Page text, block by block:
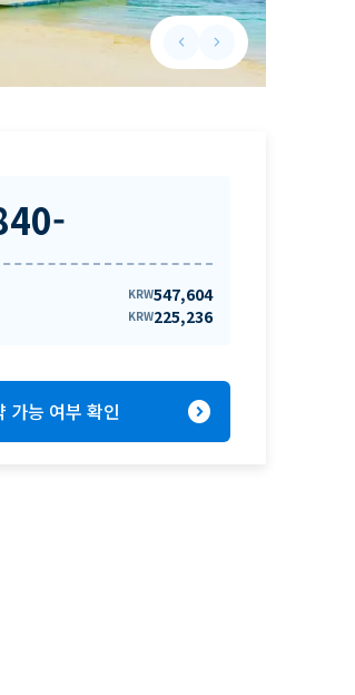
keyboard_arrow_leftPrevious slide
keyboard_arrow_rightNext slide
-
KRW547,604
KRW225,236
가능 여부 확인 expand_circle_right